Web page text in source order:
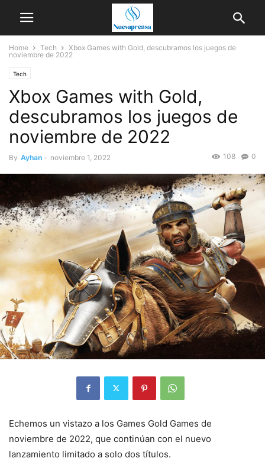
Home Tech
Xbox Games with Gold, descubramos los juegos de
noviembre de 2022
Tech
Xbox Games with Gold,
descubramos los juegos de
noviembre de 2022
By Ayhan - noviembre 1, 2022 0
108
Echemos un vistazo a los Games Gold Games de
noviembre de 2022, que continúan con el nuevo
lanzamiento limitado a solo dos títulos.